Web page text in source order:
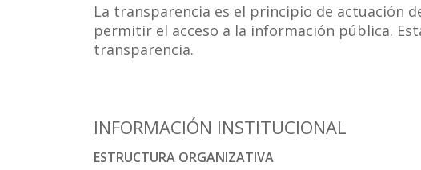
La transparencia es el principio de actuación
permitir el acceso a la información pública.
transparencia.
INFORMACIÓN INSTITUCIONAL
ESTRUCTURA ORGANIZATIVA